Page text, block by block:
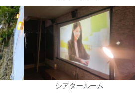
シアタールーム